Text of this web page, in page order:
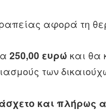
αφορά τη
250,00 ευρώ και θα
των
και πλήρως